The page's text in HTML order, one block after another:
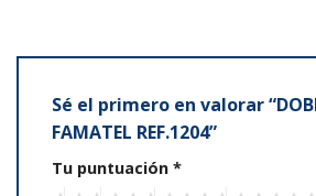
Sé el primero en valorar
FAMATEL REF.1204”
Tu puntuación *